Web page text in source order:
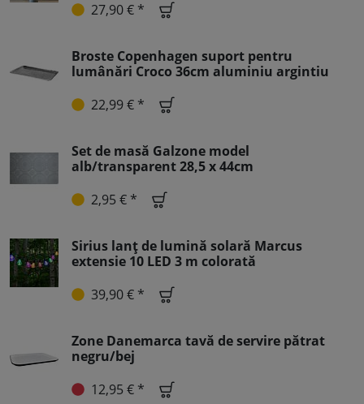
27,90 € *
Broste Copenhagen suport pentru
lumânări Croco 36cm aluminiu argintiu
22,99 € *
Set de masă Galzone model
alb/transparent 28,5 x 44cm
2,95 € *
Sirius lanț de lumină solară Marcus
extensie 10 LED 3 m colorată
39,90 € *
Zone Danemarca tavă de servire pătrat
negru/bej
12,95 € *